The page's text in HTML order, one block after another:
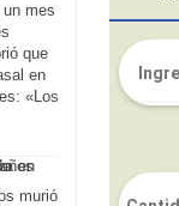
mes
que
en
«Los
murió